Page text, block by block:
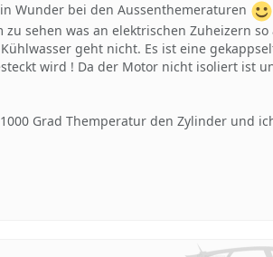
Wunder bei den Aussenthemeraturen
sehen was an elektrischen Zuheizern so
geht nicht. Es ist eine
wird ! Da der Motor nicht isoliert ist
Grad Themperatur den Zylinder und